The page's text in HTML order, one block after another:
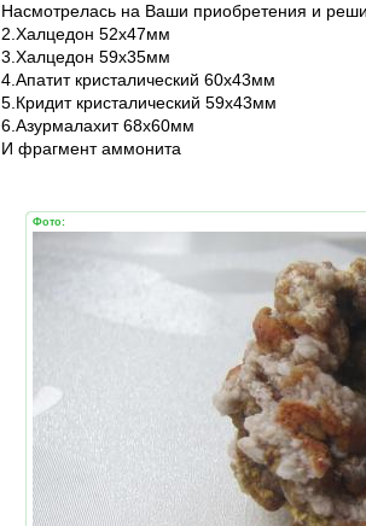
Насмотрелась на Ваши приобретения и
2.Халцедон 52х47мм
3.Халцедон 59х35мм
4.Апатит кристалический 60х43мм
5.Кридит кристалический 59х43мм
6.Азурмалахит 68х60мм
И фрагмент аммонита
Фото: